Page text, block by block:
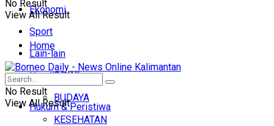
Ekonomi
Sport
Lain-lain
OPINI
BUDAYA
KESEHATAN
No Result
View All Result
Home
Headline
Hukum & Peristiwa
No Result
View All Result